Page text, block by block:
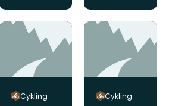
Cykling Cykling